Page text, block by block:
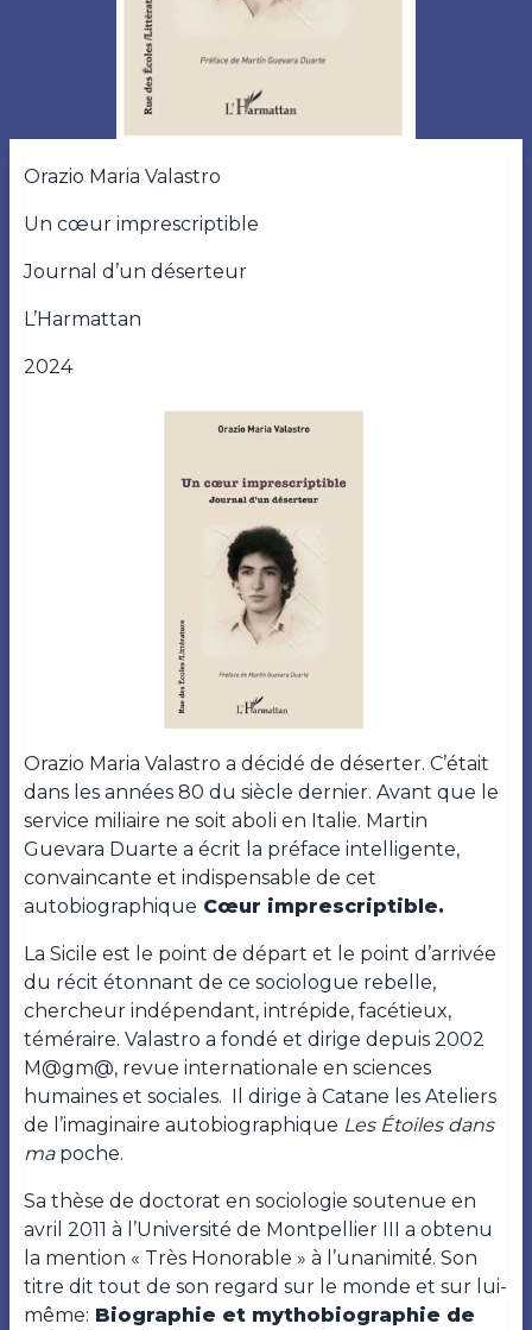
Orazio Maria Valastro
Un cœur imprescriptible
Journal d’un déserteur
L’Harmattan
2024
Orazio Maria Valastro a décidé de déserter. C’était
dans les années 80 du siècle dernier. Avant que le
service miliaire ne soit aboli en Italie. Martin
Guevara Duarte a écrit la préface intelligente,
convaincante et indispensable de cet
autobiographique Cœur imprescriptible.
La Sicile est le point de départ et le point d’arrivée
du récit étonnant de ce sociologue rebelle,
chercheur indépendant, intrépide, facétieux,
téméraire. Valastro a fondé et dirige depuis 2002
M@gm@, revue internationale en sciences
humaines et sociales. Il dirige à Catane les Ateliers
de l’imaginaire autobiographique Les Étoiles dans
ma poche.
Sa thèse de doctorat en sociologie soutenue en
avril 2011 à l’Université de Montpellier III a obtenu
la mention « Très Honorable » à l’unanimité́. Son
titre dit tout de son regard sur le monde et sur lui-
même: Biographie et mythobiographie de